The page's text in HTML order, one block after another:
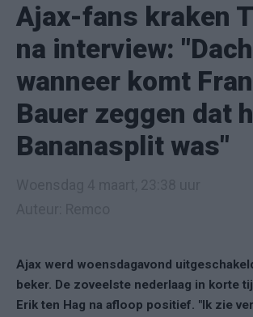
Ajax-fans kraken
na interview:
wanneer komt
Bauer zeggen dat
Bananasplit was"
Ajax werd woensdagavond
beker. De zoveelste nederlaag in korte
Erik ten Hag na afloop positief. "Ik zie